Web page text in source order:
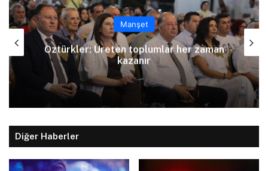
Manşet
Arıklı, YDP’nin Lefkoşa Türk Belediyesi
Başkan Adayını açıkladı
Diğer Haberler